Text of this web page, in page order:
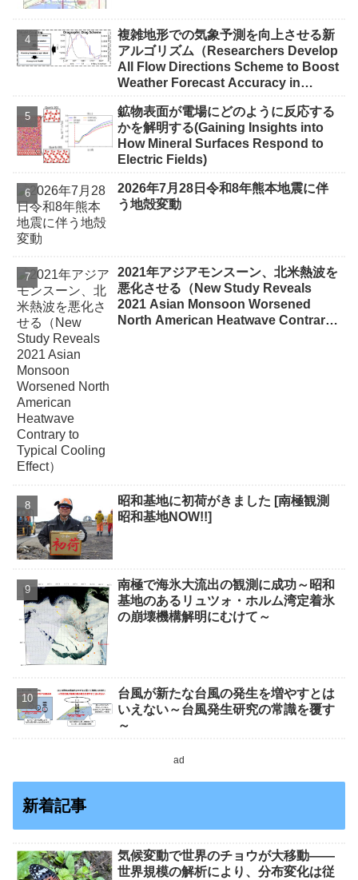
複雑地形での気象予測を向上させる新
アルゴリズム（Researchers Develop
All Flow Directions Scheme to Boost
Weather Forecast Accuracy in
鉱物表面が電場にどのように反応する
かを解明する(Gaining Insights into
How Mineral Surfaces Respond to
Electric Fields)
2026年7月28日令和8年熊本地震に伴
う地殻変動
2021年アジアモンスーン、北米熱波を
悪化させる（New Study Reveals
2021 Asian Monsoon Worsened
North American Heatwave Contrary
昭和基地に初荷がきました [南極観測
昭和基地NOW!!]
南極で海氷大流出の観測に成功～昭和
基地のあるリュツォ・ホルム湾定着氷
の崩壊機構解明にむけて～
台風が新たな台風の発生を増やすとは
いえない～台風発生研究の常識を覆す
～
ad
新着記事
気候変動で世界のチョウが大移動――
世界規模の解析により、分布変化は従